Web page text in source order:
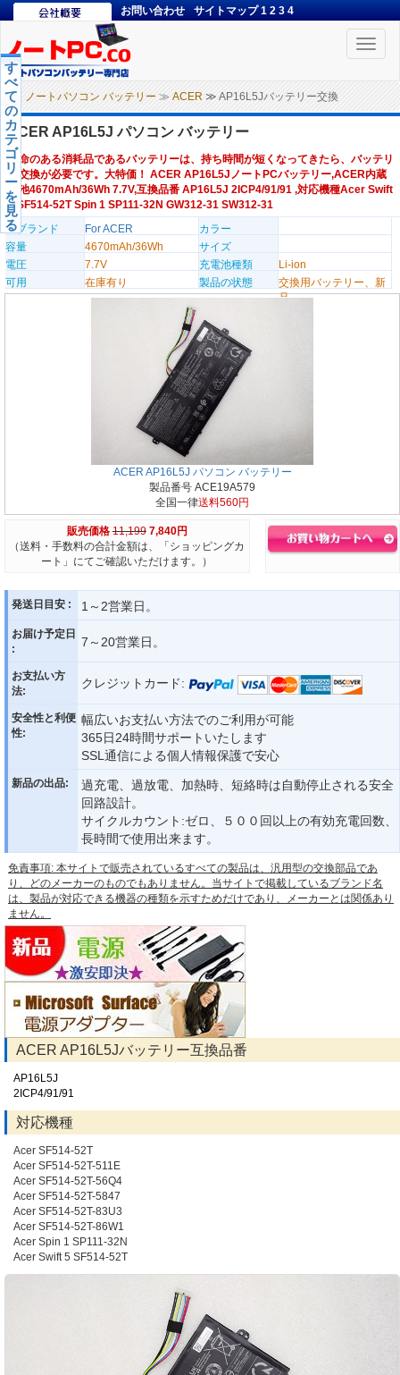
お問い合わせ サイトマップ 1 2 3 4
Toggle
ノートパソコン バッテリー ≫ ACER ≫ AP16L5Jバッテリー交換
す
べ
て
の
カ
テ
ゴ
リ
ー
を
見
る
ACER AP16L5J パソコン バッテリー
寿命のある消耗品であるバッテリーは、持ち時間が短くなってきたら、バッテリ
ー交換が必要です。大特価！ ACER AP16L5JノートPCバッテリー,ACER内蔵
電池4670mAh/36Wh 7.7V,互換品番 AP16L5J 2ICP4/91/91 ,対応機種Acer Swift
5 SF514-52T Spin 1 SP111-32N GW312-31 SW312-31
のブランド
For ACER
カラー
容量
4670mAh/36Wh
サイズ
電圧
7.7V 充電池種類
Li-ion
可用
在庫有り 製品の状態
交換用バッテリー、新
品
ACER AP16L5J パソコン バッテリー
製品番号 ACE19A579
全国一律送料560円
販売価格 11,199 7,840円
（送料・手数料の合計金額は、「ショッピングカ
ート」にてご確認いただけます。）
発送日目安 : 1～2営業日。
お届け予定日
:
7～20営業日。
お支払い方
法:
クレジットカード:
安全性と利便
性:
幅広いお支払い方法でのご利用が可能
365日24時間サポートいたします
SSL通信による個人情報保護で安心
新品の出品:
過充電、過放電、加熱時、短絡時は自動停止される安全
回路設計。
サイクルカウント:ゼロ、５００回以上の有効充電回数、
長時間で使用出来ます。
免責事項: 本サイトで販売されているすべての製品は、汎用型の交換部品であ
り、どのメーカーのものでもありません。当サイトで掲載しているブランド名
は、製品が対応できる機器の種類を示すためだけであり、メーカーとは関係あり
ません。
ACER AP16L5Jバッテリー互換品番
AP16L5J
2ICP4/91/91
対応機種
Acer SF514-52T
Acer SF514-52T-511E
Acer SF514-52T-56Q4
Acer SF514-52T-5847
Acer SF514-52T-83U3
Acer SF514-52T-86W1
Acer Spin 1 SP111-32N
Acer Swift 5 SF514-52T